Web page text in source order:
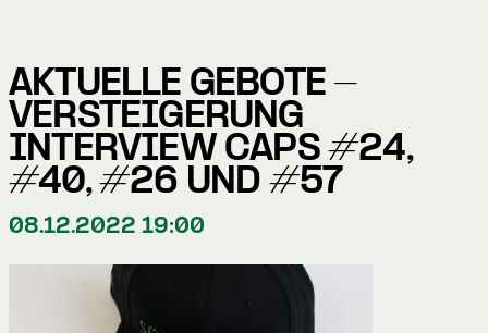
AKTUELLE GEBOTE -
VERSTEIGERUNG
INTERVIEW CAPS #24,
#40, #26 UND #57
08.12.2022 19:00